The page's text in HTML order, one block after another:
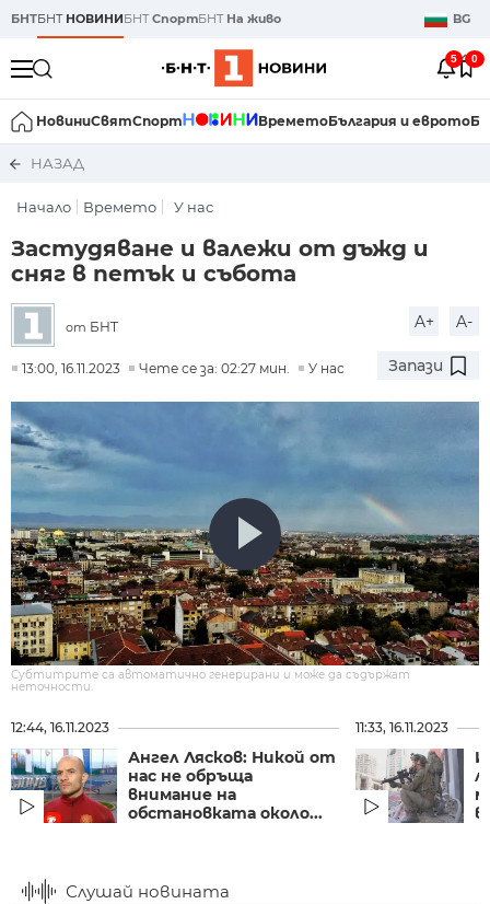
БНТБНТ НОВИНИБНТСпортБНТ На живо BG
5 0
НовиниСвятСпорт ВреметоБългария и еврото
НАЗАД
Начало Времето У нас
Застудяване и валежи от дъжд и
сняг в петък и събота
от БНТ A+ A-
13:00, 16.11.2023 Чете се за: 02:27 мин. У нас Запази
Субтитрите са автоматично генерирани и може да съдържат
неточности.
12:44, 16.11.2023
Ангел Лясков: Никой от
нас не обръща
внимание на
обстановката около...
11:33, 16.11.2023
Слушай новината